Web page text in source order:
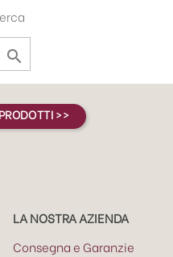

>>
LA NOSTRA AZIENDA
Consegna e Garanzie